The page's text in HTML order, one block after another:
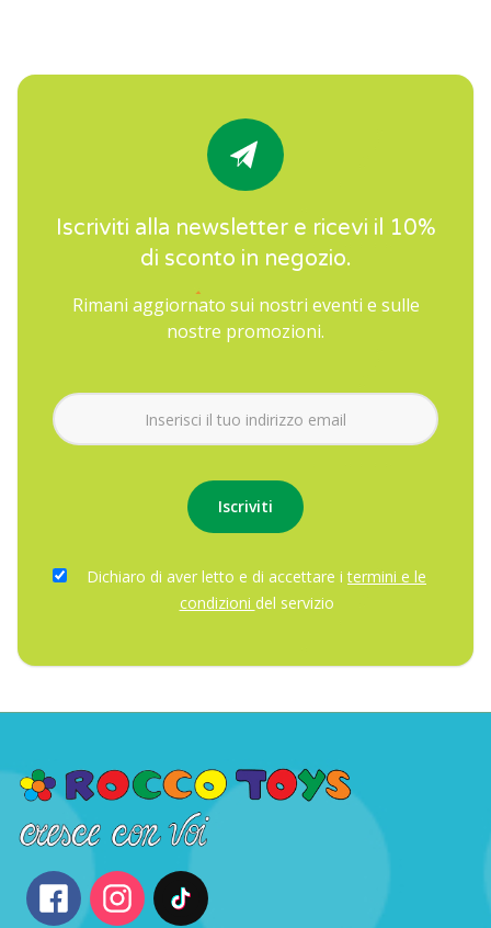
Iscriviti alla newsletter e ricevi il 10%
di sconto in negozio.
Rimani aggiornato sui nostri eventi e sulle
nostre promozioni.
Dichiaro di aver letto e di accettare itermini e le
condizioni del servizio